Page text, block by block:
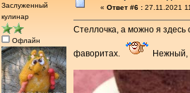
Заслуженный
кулинар
Офлайн
« Ответ #6 : 27.11.2021
Стеллочка, а можно я здесь
фаворитах. Нежный,